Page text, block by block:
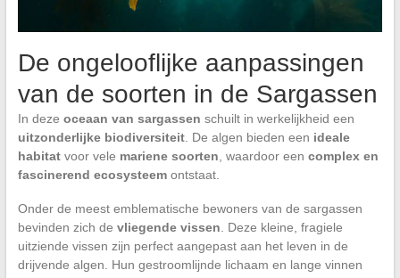
De ongelooflijke aanpassingen
van de soorten in de Sargassen
In deze oceaan van sargassen schuilt in werkelijkheid een
uitzonderlijke biodiversiteit. De algen bieden een ideale
habitatvoor vele mariene soorten , waardoor een complex en
fascinerend ecosysteemontstaat.
Onder de meest emblematische bewoners van de sargassen
bevinden zich de vliegende vissen . Deze kleine, fragiele
uitziende vissen zijn perfect aangepast aan het leven in de
drijvende algen. Hun gestroomlijnde lichaam en lange vinnen